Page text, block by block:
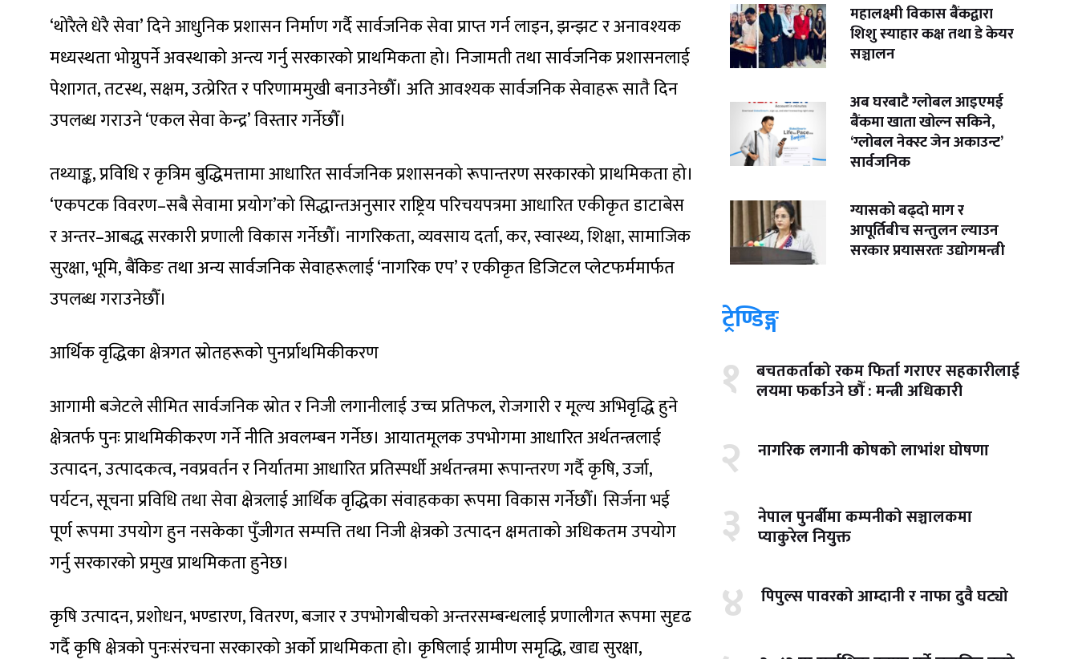
‘थोरैले धेरै सेवा’ दिने आधुनिक प्रशासन निर्माण गर्दै सार्वजनिक सेवा प्राप्त गर्न लाइन, झन्झट र अनावश्यक
मध्यस्थता भोग्नुपर्ने अवस्थाको अन्त्य गर्नु सरकारको प्राथमिकता हो। निजामती तथा सार्वजनिक प्रशासनलाई
पेशागत, तटस्थ, सक्षम, उत्प्रेरित र परिणाममुखी बनाउनेछौँ। अति आवश्यक सार्वजनिक सेवाहरू सातै दिन
उपलब्ध गराउने ‘एकल सेवा केन्द्र’ विस्तार गर्नेछौँ।
तथ्याङ्क, प्रविधि र कृत्रिम बुद्धिमत्तामा आधारित सार्वजनिक प्रशासनको रूपान्तरण सरकारको प्राथमिकता हो।
‘एकपटक विवरण–सबै सेवामा प्रयोग’को सिद्धान्तअनुसार राष्ट्रिय परिचयपत्रमा आधारित एकीकृत डाटाबेस
र अन्तर–आबद्ध सरकारी प्रणाली विकास गर्नेछौँ। नागरिकता, व्यवसाय दर्ता, कर, स्वास्थ्य, शिक्षा, सामाजिक
सुरक्षा, भूमि, बैंकिङ तथा अन्य सार्वजनिक सेवाहरूलाई ‘नागरिक एप’ र एकीकृत डिजिटल प्लेटफर्ममार्फत
उपलब्ध गराउनेछौँ।
आर्थिक वृद्धिका क्षेत्रगत स्रोतहरूको पुनर्प्राथमिकीकरण
आगामी बजेटले सीमित सार्वजनिक स्रोत र निजी लगानीलाई उच्च प्रतिफल, रोजगारी र मूल्य अभिवृद्धि हुने
क्षेत्रतर्फ पुनः प्राथमिकीकरण गर्ने नीति अवलम्बन गर्नेछ। आयातमूलक उपभोगमा आधारित अर्थतन्त्रलाई
उत्पादन, उत्पादकत्व, नवप्रवर्तन र निर्यातमा आधारित प्रतिस्पर्धी अर्थतन्त्रमा रूपान्तरण गर्दै कृषि, उर्जा,
पर्यटन, सूचना प्रविधि तथा सेवा क्षेत्रलाई आर्थिक वृद्धिका संवाहकका रूपमा विकास गर्नेछौँ। सिर्जना भई
पूर्ण रूपमा उपयोग हुन नसकेका पुँजीगत सम्पत्ति तथा निजी क्षेत्रको उत्पादन क्षमताको अधिकतम उपयोग
गर्नु सरकारको प्रमुख प्राथमिकता हुनेछ।
कृषि उत्पादन, प्रशोधन, भण्डारण, वितरण, बजार र उपभोगबीचको अन्तरसम्बन्धलाई प्रणालीगत रूपमा सुदृढ
गर्दै कृषि क्षेत्रको पुनःसंरचना सरकारको अर्काे प्राथमिकता हो। कृषिलाई ग्रामीण समृद्धि, खाद्य सुरक्षा,
महालक्ष्मी विकास बैंकद्वारा
शिशु स्याहार कक्ष तथा डे केयर
सञ्चालन
अब घरबाटै ग्लोबल आइएमई
बैंकमा खाता खोल्न सकिने,
‘ग्लोबल नेक्स्ट जेन अकाउन्ट’
सार्वजनिक
ग्यासको बढ्दो माग र
आपूर्तिबीच सन्तुलन ल्याउन
सरकार प्रयासरतः उद्योगमन्त्री
ट्रेण्डिङ्ग
१ बचतकर्ताको रकम फिर्ता गराएर सहकारीलाई
लयमा फर्काउने छौँ : मन्त्री अधिकारी
२ नागरिक लगानी कोषको लाभांश घोषणा
३ नेपाल पुनर्बीमा कम्पनीको सञ्चालकमा
प्याकुरेल नियुक्त
४ पिपुल्स पावरको आम्दानी र नाफा दुवै घट्यो